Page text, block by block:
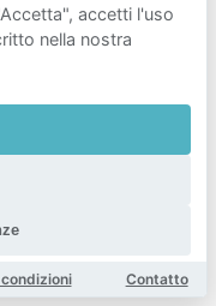
Diergaarde Blijdorp
accetti l'uso
nella nostra
Contatto